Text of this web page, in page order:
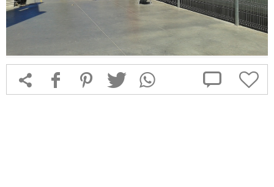
 f 1 T  